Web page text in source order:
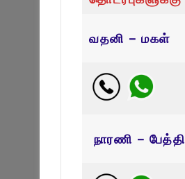
வதனி – மகள்
நாரணி – பேத்தி